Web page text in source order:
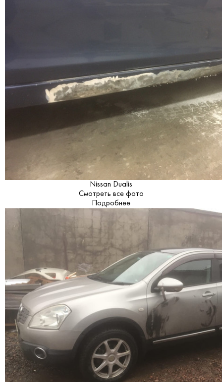
Nissan Dualis
Смотреть все фото
Подробнее